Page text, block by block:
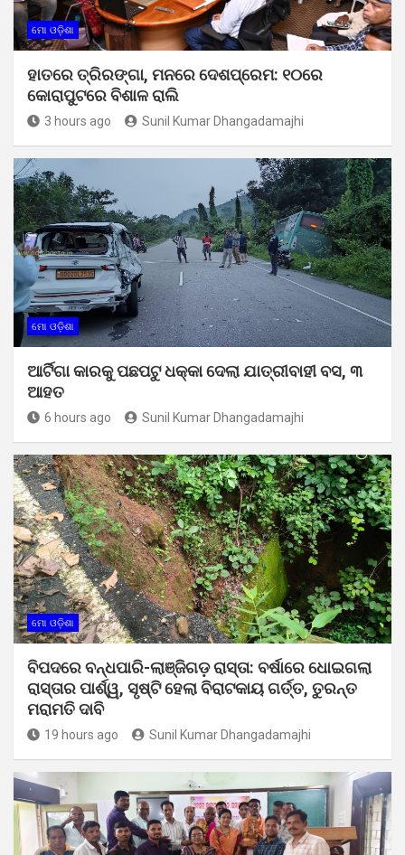
ମୋ ଓଡ଼ିଶା
ହାତରେ ତ୍ରିରଙ୍ଗା, ମନରେ ଦେଶପ୍ରେମ: ୧୦ରେ
କୋରାପୁଟରେ ବିଶାଳ ରାଲି
3 hours ago Sunil Kumar Dhangadamajhi
ମୋ ଓଡ଼ିଶା
ଆର୍ଟିଗା କାରକୁ ପଛପଟୁ ଧକ୍କା ଦେଲା ଯାତ୍ରୀବାହୀ ବସ, ୩
ଆହତ
6 hours ago Sunil Kumar Dhangadamajhi
ମୋ ଓଡ଼ିଶା
ବିପଦରେ ବନ୍ଧପାରି-ଲାଞ୍ଜିଗଡ଼ ରାସ୍ତା: ବର୍ଷାରେ ଧୋଇଗଲା
ରାସ୍ତାର ପାର୍ଶ୍ୱ, ସୃଷ୍ଟି ହେଲା ବିରାଟକାୟ ଗର୍ତ୍ତ, ତୁରନ୍ତ
ମରାମତି ଦାବି
19 hours ago Sunil Kumar Dhangadamajhi